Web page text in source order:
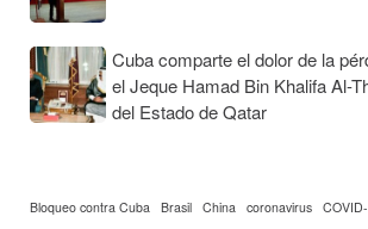
Cuba comparte el dolor de la
el Jeque Hamad Bin Khalifa Al-
del Estado de Qatar
Bloqueo contra Cuba Brasil China coronavirus